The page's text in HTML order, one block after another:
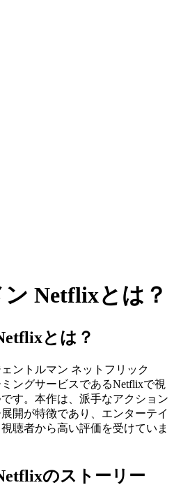
Netflixとは？
とは？
ントルマン ネットフリック
ングサービスであるNetflixで視
す。本作は、派手なアクション
開が特徴であり、エンターテイ
聴者から高い評価を受けていま
のストーリー